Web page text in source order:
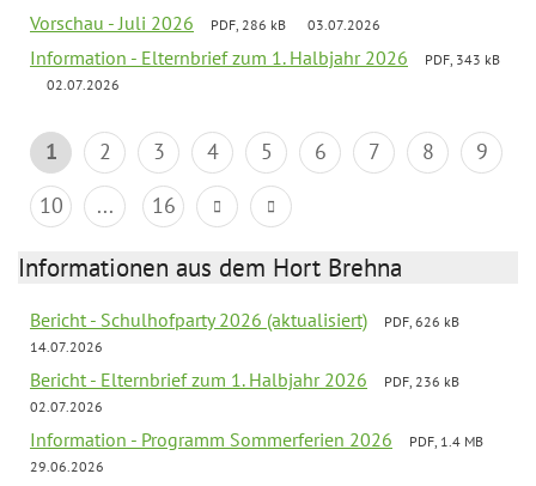
Vorschau - Juli 2026 PDF, 286 kB 03.07.2026
Information - Elternbrief zum 1. Halbjahr 2026
PDF, 343 kB
02.07.2026
1 2 3 4 5 6 7 8
9
10
... 16
Informationen aus dem Hort Brehna
Bericht - Schulhofparty 2026 (aktualisiert)
PDF, 626 kB
14.07.2026
Bericht - Elternbrief zum 1. Halbjahr 2026
PDF, 236 kB
02.07.2026
Information - Programm Sommerferien 2026
PDF, 1.4 MB
29.06.2026